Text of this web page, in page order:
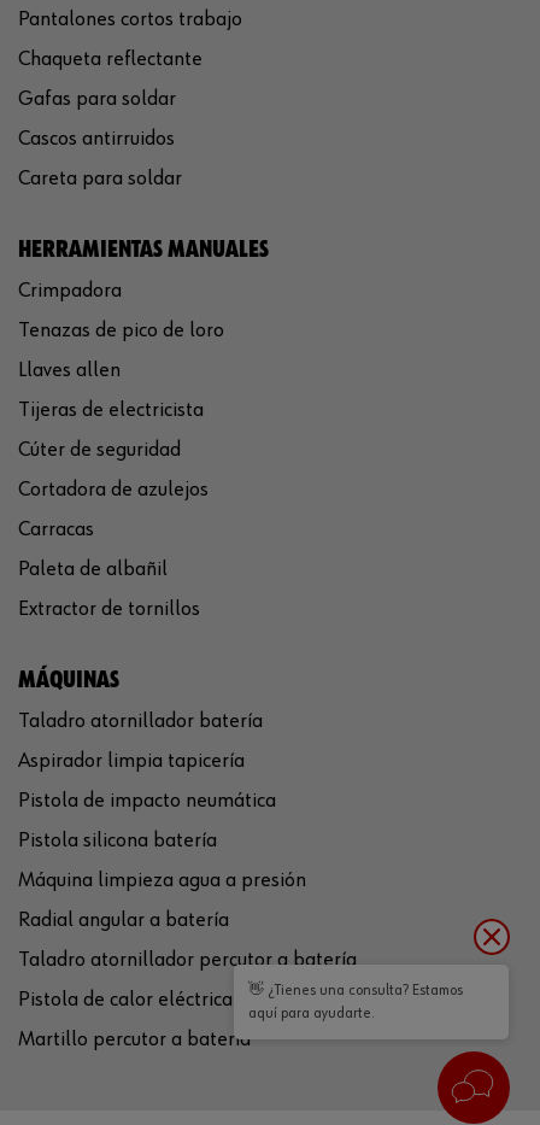
Pantalones cortos trabajo
Chaqueta reflectante
Gafas para soldar
Cascos antirruidos
Careta para soldar
HERRAMIENTAS MANUALES
Crimpadora
Tenazas de pico de loro
Llaves allen
Tijeras de electricista
Cúter de seguridad
Cortadora de azulejos
Carracas
Paleta de albañil
Extractor de tornillos
MÁQUINAS
Taladro atornillador batería
Aspirador limpia tapicería
Pistola de impacto neumática
Pistola silicona batería
Máquina limpieza agua a presión
Radial angular a batería
Taladro atornillador percutor a batería
Pistola de calor eléctrica
Martillo percutor a batería
👋 ¿Tienes una consulta? Estamos
aquí para ayudarte.